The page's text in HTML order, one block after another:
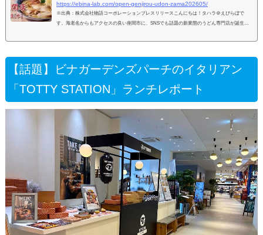
https://ebina-lab.com/open-genjirou-udon-zama202605/
※出典：株式会社物語コーポレーションプレスリリースこんにちは！タハラ＠えびらぼで
す。海老名からもアクセスの良い座間市に、SNSでも話題の新業態のうどん専門店が誕生し
【話題】ビナガーデンズパーチのイタリアン
「TOTTY STATION」ランチレポート